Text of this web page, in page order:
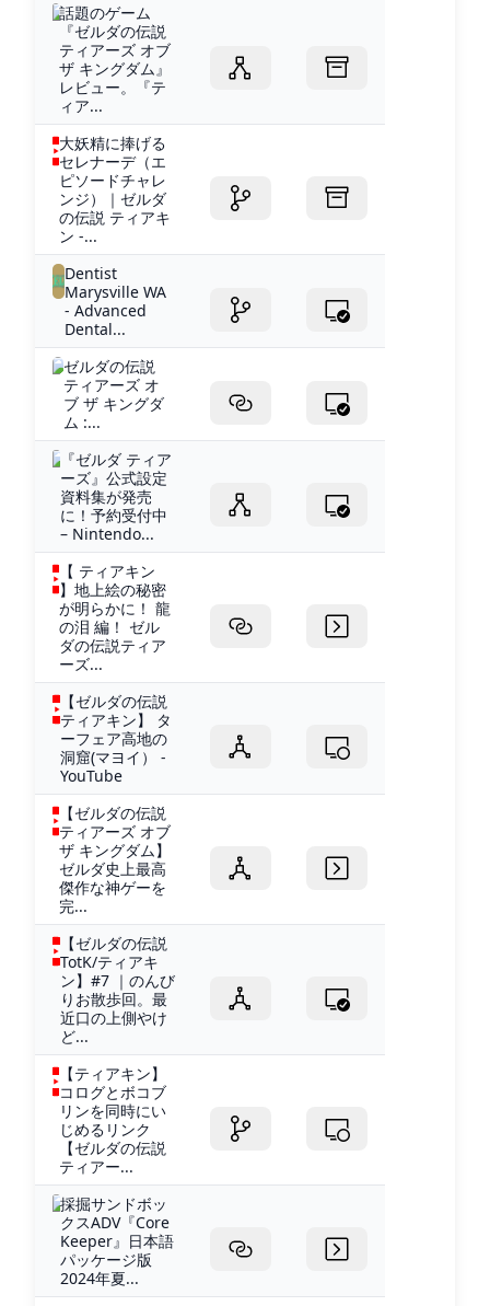
話題のゲーム
『ゼルダの伝説
ティアーズ オブ
ザ キングダム』
レビュー。『テ
ィア...
大妖精に捧げる
セレナーデ（エ
ピソードチャレ
ンジ）｜ゼルダ
の伝説 ティアキ
ン -...
Dentist
Marysville WA
- Advanced
Dental...
ゼルダの伝説
ティアーズ オ
ブ ザ キングダ
ム :...
『ゼルダ ティア
ーズ』公式設定
資料集が発売
に！予約受付中
– Nintendo...
【 ティアキン
】地上絵の秘密
が明らかに！ 龍
の泪 編！ ゼル
ダの伝説ティア
ーズ...
【ゼルダの伝説
ティアキン】 タ
ーフェア高地の
洞窟(マヨイ） -
YouTube
【ゼルダの伝説
ティアーズ オブ
ザ キングダム】
ゼルダ史上最高
傑作な神ゲーを
完...
【ゼルダの伝説
TotK/ティアキ
ン】#7 ｜のんび
りお散歩回。最
近口の上側やけ
ど...
【ティアキン】
コログとボコブ
リンを同時にい
じめるリンク
【ゼルダの伝説
ティアー...
採掘サンドボッ
クスADV『Core
Keeper』日本語
パッケージ版
2024年夏...